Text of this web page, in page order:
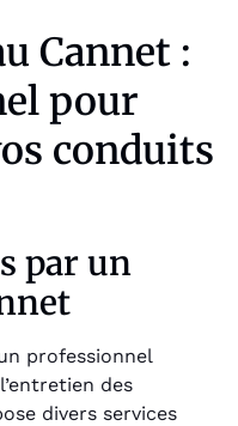
Cannet :
pour
conduits
par un
professionnel
des
divers services